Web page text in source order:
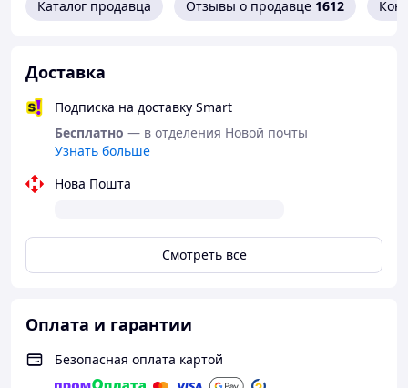
Каталог продавца Отзывы о продавце 1612
Доставка
Подписка на доставку Smart
Бесплатно — в отделения Новой почты
Узнать больше
Нова Пошта
Смотреть всё
Оплата и гарантии
Безопасная оплата картой